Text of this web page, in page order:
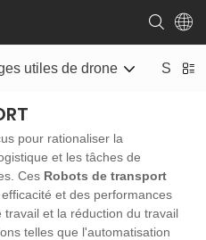
utiles de drone
pour rationaliser la
et les tâches de
Ces Robots de transport
et des performances
et la réduction du travail
telles que l'automatisation